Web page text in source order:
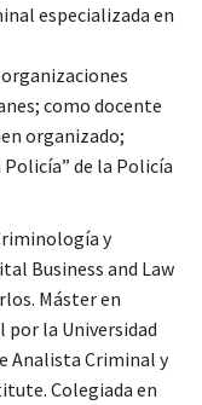
especializada en
como docente
organizado;
de la Policía
y
Business and Law
Máster en
por la Universidad
Analista Criminal y
Colegiada en